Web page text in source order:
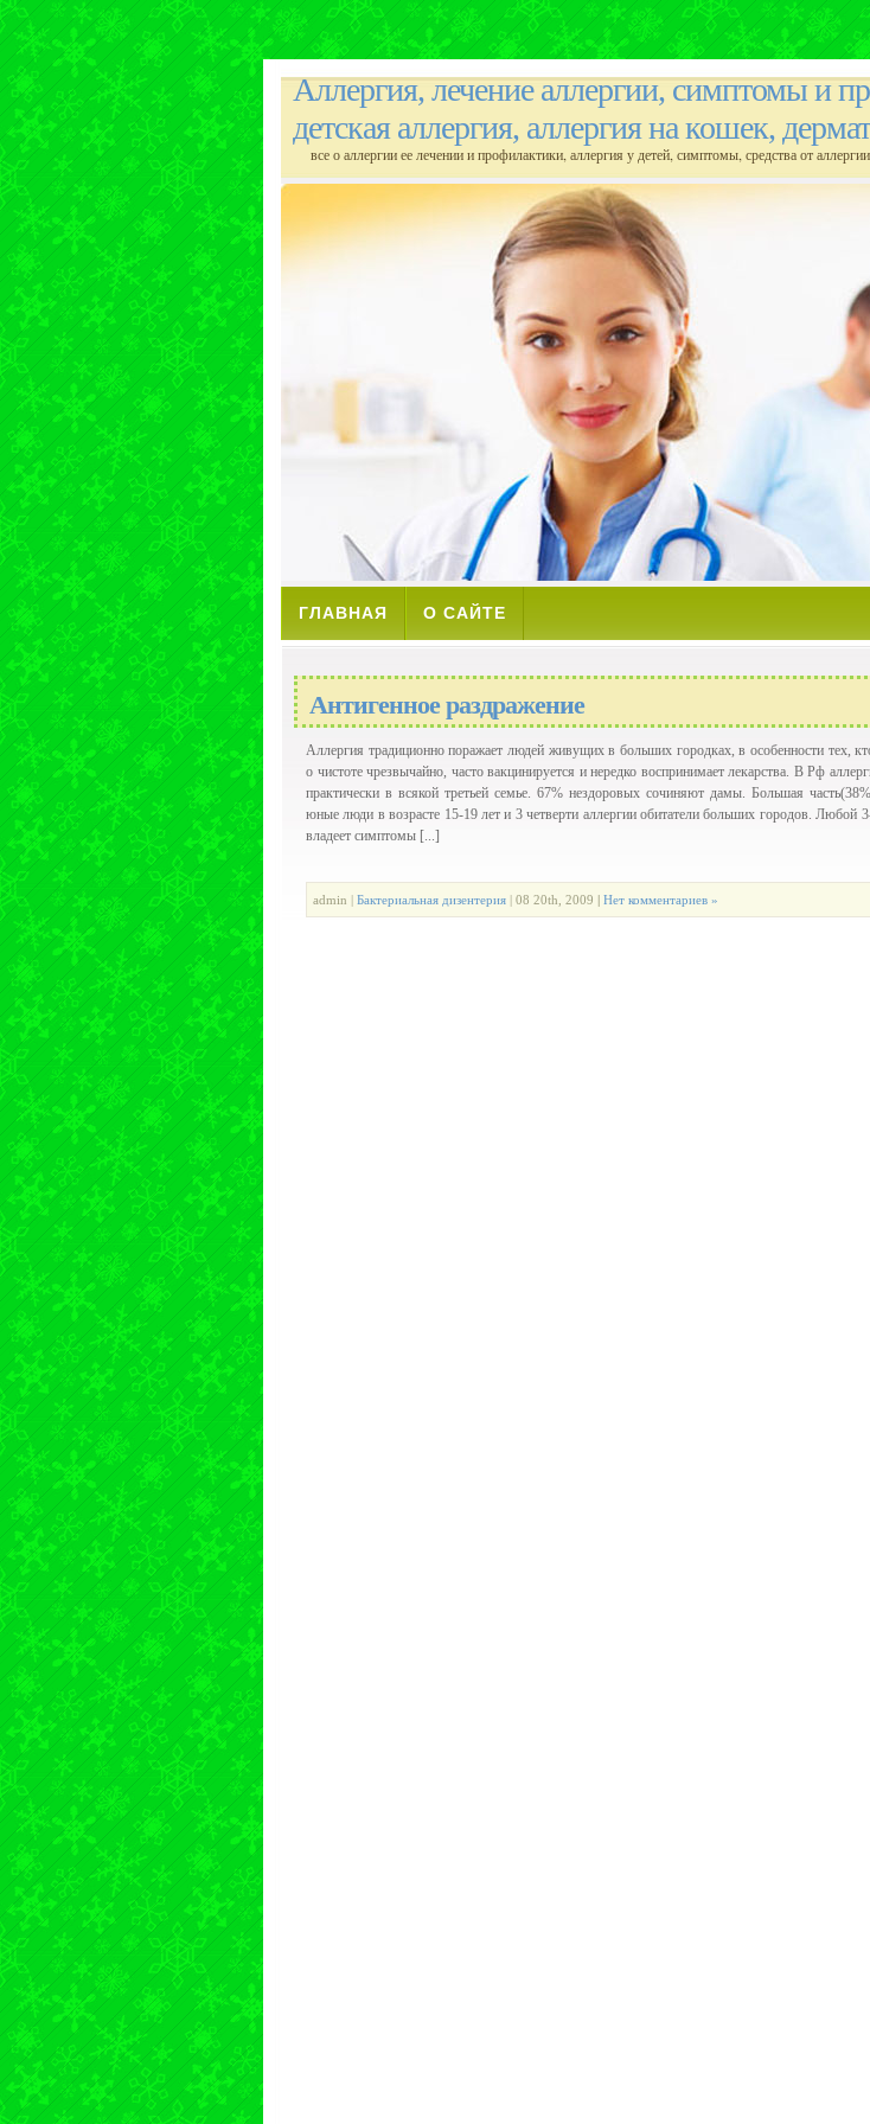
Аллергия, лечение аллергии, симптомы и
детская аллергия, аллергия на кошек,
все о аллергии ее лечении и профилактики, аллергия у детей, симптомы, средства от
ГЛАВНАЯ О САЙТЕ
Антигенное раздражение
Аллергия традиционно поражает людей живущих в больших городках, в особенности тех,
о чистоте чрезвычайно, часто вакцинируется и нередко воспринимает лекарства. В Рф
практически в всякой третьей семье. 67% нездоровых сочиняют дамы. Большая
юные люди в возрасте 15-19 лет и 3 четверти аллергии обитатели больших городов. Любой
владеет симптомы [...]
admin | Бактериальная дизентерия | 08 20th, 2009 | Нет комментариев »